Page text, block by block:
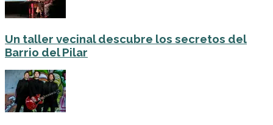
Un taller vecinal descubre los secretos del
Barrio del Pilar